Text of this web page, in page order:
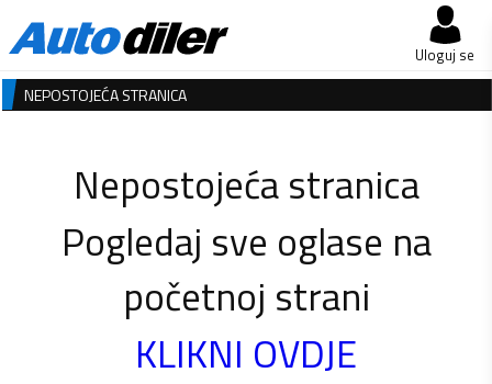
Uloguj se
NEPOSTOJEĆA STRANICA
Nepostojeća stranica
Pogledaj sve oglase na
početnoj strani
KLIKNI OVDJE